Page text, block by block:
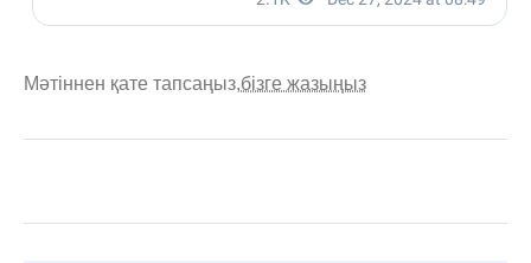
Мәтіннен қате тапсаңыз,бізге жазыңыз